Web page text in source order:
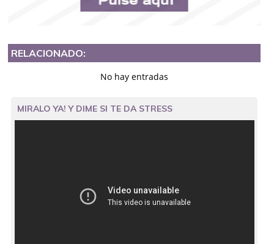
RELACIONADO:
No hay entradas
MIRALO YA! Y DIME SI TE DA STRESS